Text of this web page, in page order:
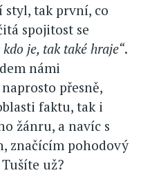
tak první, co
spojitost se
kdo je, tak také hraje“.
námi
přesně,
faktu, tak i
žánru, a navíc s
značícím pohodový
už?